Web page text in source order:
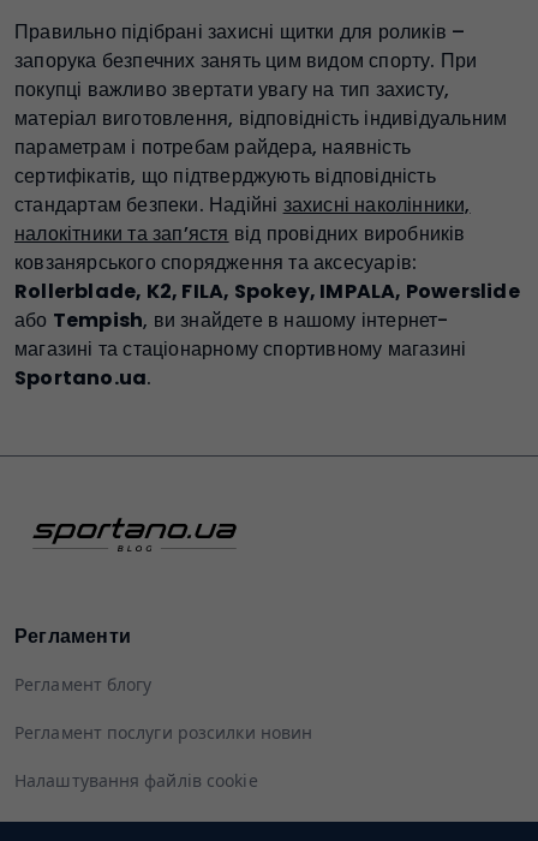
Правильно підібрані захисні щитки для роликів –
запорука безпечних занять цим видом спорту. При
покупці важливо звертати увагу на тип захисту,
матеріал виготовлення, відповідність індивідуальним
параметрам і потребам райдера, наявність
сертифікатів, що підтверджують відповідність
стандартам безпеки. Надійні захисні наколінники,
налокітники та зап’ястя від провідних виробників
ковзанярського спорядження та аксесуарів:
Rollerblade, K2, FILA, Spokey, IMPALA, Powerslide
або Tempish, ви знайдете в нашому інтернет-
магазині та стаціонарному спортивному магазині
Sportano.ua.
Регламенти
Регламент блогу
Регламент послуги розсилки новин
Налаштування файлів cookie